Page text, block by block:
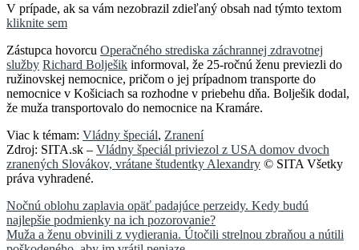
V prípade, ak sa vám nezobrazil zdieľaný obsah nad týmto textom
kliknite sem
Zástupca hovorcu Operačného strediska záchrannej zdravotnej
služby Richard Bolješik informoval, že 25-ročnú ženu previezli do
ružinovskej nemocnice, pričom o jej prípadnom transporte do
nemocnice v Košiciach sa rozhodne v priebehu dňa. Bolješik dodal,
že muža transportovalo do nemocnice na Kramáre.
Viac k témam: Vládny špeciál, Zranení
Zdroj: SITA.sk – Vládny špeciál priviezol z USA domov dvoch
zranených Slovákov, vrátane študentky Alexandry © SITA Všetky
práva vyhradené.
Navigácia
v
Nočnú oblohu zaplavia opäť padajúce perzeidy. Kedy budú
najlepšie podmienky na ich pozorovanie?
Muža a ženu obvinili z vydierania. Útočili strelnou zbraňou a nútili